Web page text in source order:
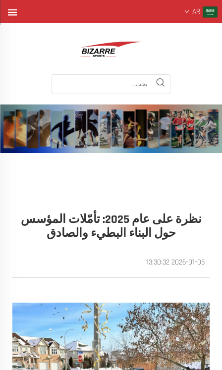
AR
نظرة على عام 2025: تأمّلات المؤسس
حول البناء البطيء والصادق
2026-01-05 13:30:32